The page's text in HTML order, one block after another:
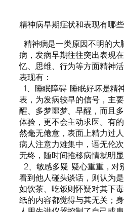
精神病早期症状和表现有哪些
精神病是一类原因不明的大
病，发病早期往往突出表现
忆、思维、行为等方面精神
表现有：
1、睡眠障碍 睡眠好坏是精
表，为发病较早的信号，主
醒、多梦噩梦、早醒，而且
体验，更不会主动求医。有
然毫无倦意，表面上精力过
病人注意力难集中，语无伦
无终，随时间推移病情就明显
2、敏感多疑 疑心重重，对
看到他人碰头谈话，则认为
如饮茶、吃饭则怀疑对其下
纸的内容都觉得与其无关；